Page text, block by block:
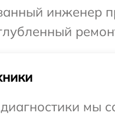
инженер
мы